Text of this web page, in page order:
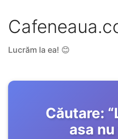
Lucrăm la ea! 😊
Căutare: “
asa